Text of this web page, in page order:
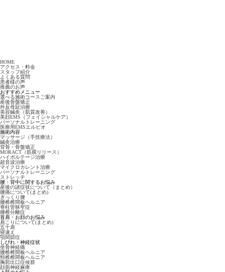
HOME
アクセス・料金
スタッフ紹介
よくある質問
患者様の声
推薦のお声
おすすめメニュー
選べる施術コースご案内
産後骨盤矯正
外反母趾治療
美容鍼灸（肌質改善）
美顔EMS（フェイシャルケア）
パーソナルトレーニング
医療用EMSエルビオ
施術内容
マッサージ（手技療法）
鍼灸治療
背骨・骨盤矯正
MORACT（筋膜リリース）
ハイボルテージ治療
超音波治療
マイクロカレント治療
パーソナルトレーニング
ストレッチ
腰・背中に関するお悩み
産後の諸症状について（まとめ）
腰痛について(まとめ)
ぎっくり腰
腰椎椎間板ヘルニア
脊柱管狭窄症
腰椎分離症
首肩・お顔のお悩み
肩こりについて(まとめ)
五十肩
寝違え
顎関節症
しびれ・神経症状
坐骨神経痛
腰椎椎間板ヘルニア
頸椎椎間板ヘルニア
胸郭出口症候群
顔面神経麻痺